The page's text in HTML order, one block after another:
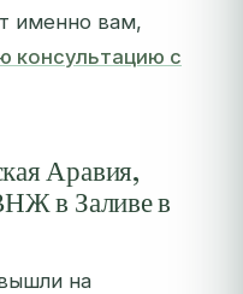
именно вам,
консультацию с
Аравия,
в Заливе в
на